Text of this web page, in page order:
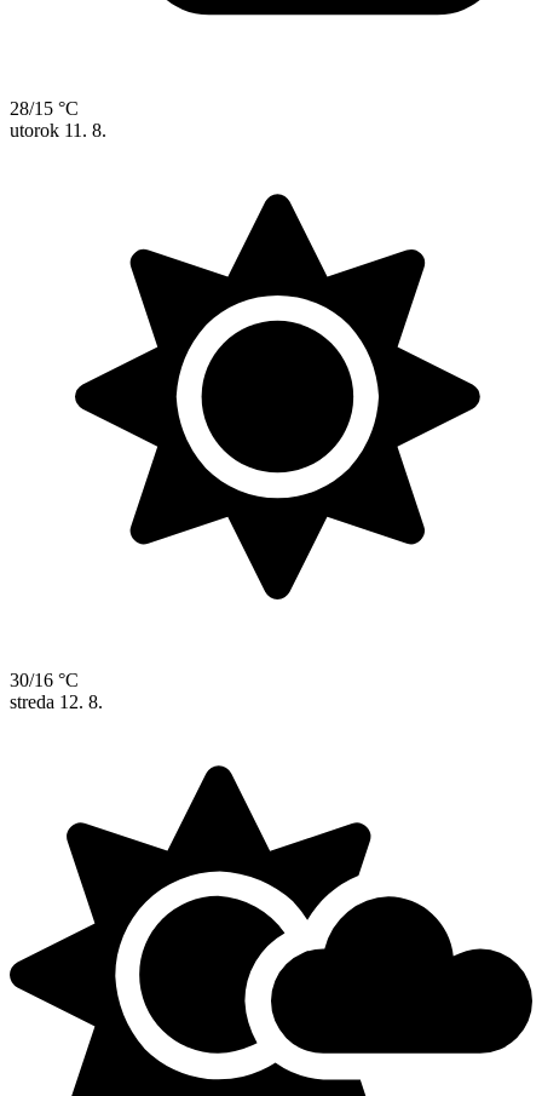
28/15 °C
utorok 11. 8.
30/16 °C
streda 12. 8.